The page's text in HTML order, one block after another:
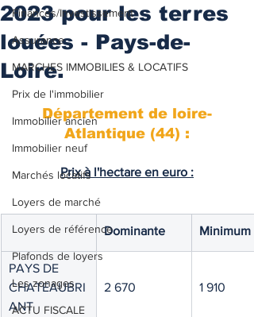
Finances/Investissement
Assurance
MARCHES IMMOBILIES & LOCATIFS
Prix de l'immobilier
Immobilier ancien
Immobilier neuf
Marchés locatifs
Loyers de marché
Loyers de référence
Plafonds de loyers
Les zonages
ACTU FISCALE
2023 pour les terres
louées - Pays-de-
Loire.
Département de loire-
Atlantique (44) :
Prix à l'hectare en euro :
Dominante Minimum
PAYS DE
CHATEAUBRI
ANT
2 670 1 910